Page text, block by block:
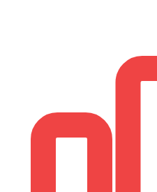
Linkaufbau-Studie
Sprache